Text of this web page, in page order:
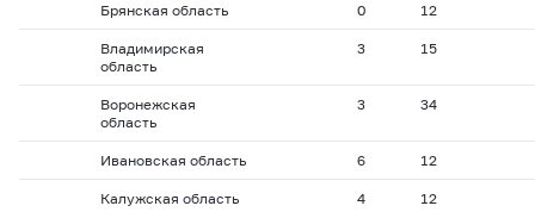
Брянская область 0 12
Владимирская
область
3 15
Воронежская
область
3 34
Ивановская область 6 12
Калужская область 4 12